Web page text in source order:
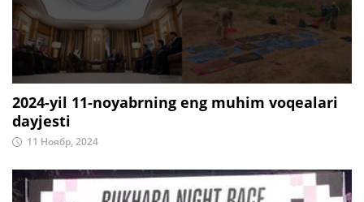
2024-yil 11-noyabrning eng muhim voqealari
dayjesti
11 Ноябр, 2024